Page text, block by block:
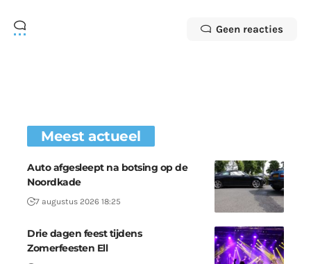
Geen reacties
Meest actueel
Auto afgesleept na botsing op de
Noordkade
7 augustus 2026 18:25
Drie dagen feest tijdens
Zomerfeesten Ell